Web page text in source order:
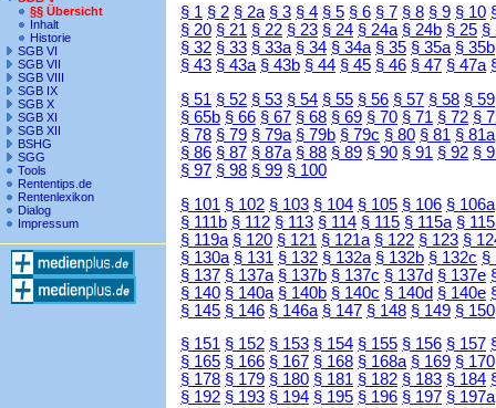
§§ Übersicht
Inhalt
Historie
SGB VI
SGB VII
SGB VIII
SGB IX
SGB X
SGB XI
SGB XII
BSHG
SGG
Tools
Rententips.de
Rentenlexikon
Dialog
Impressum
§ 1 § 2 § 2a § 3 § 4 § 5 § 6 § 7 § 8 § 9 § 10
§ 20 § 21 § 22 § 23 § 24 § 24a § 24b § 25 §
§ 32 § 33 § 33a § 34 § 34a § 35 § 35a § 35b
§ 43 § 43a § 43b § 44 § 45 § 46 § 47 § 47a
§ 51 § 52 § 53 § 54 § 55 § 56 § 57 § 58 § 59
§ 65b § 66 § 67 § 68 § 69 § 70 § 71 § 72 §
§ 78 § 79 § 79a § 79b § 79c § 80 § 81 § 81a
§ 86 § 87 § 87a § 88 § 89 § 90 § 91 § 92 §
§ 97 § 98 § 99 § 100
§ 101 § 102 § 103 § 104 § 105 § 106 § 106a
§ 111b § 112 § 113 § 114 § 115 § 115a §
§ 119a § 120 § 121 § 121a § 122 § 123 §
§ 130a § 131 § 132 § 132a § 132b § 132c §
§ 137 § 137a § 137b § 137c § 137d § 137e
§ 140 § 140a § 140b § 140c § 140d § 140e
§ 145 § 146 § 146a § 147 § 148 § 149 § 150
§ 151 § 152 § 153 § 154 § 155 § 156 § 157
§ 165 § 166 § 167 § 168 § 168a § 169 § 170
§ 178 § 179 § 180 § 181 § 182 § 183 § 184
§ 192 § 193 § 194 § 195 § 196 § 197 § 197a